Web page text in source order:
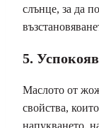
слънце, за да
5.
Маслото от
свойства,
напукването,